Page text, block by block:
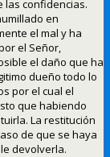
las confidencias.
en
el mal y ha
el Señor,
el daño que ha
dueño todo lo
por el cual el
que habiendo
La restitución
de que se haya
devolverla.